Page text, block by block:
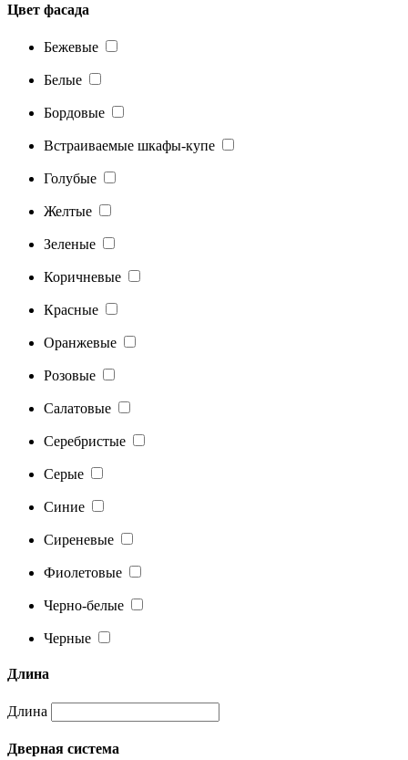
Цвет фасада
Бежевые
Белые
Бордовые
Встраиваемые шкафы-купе
Голубые
Желтые
Зеленые
Коричневые
Красные
Оранжевые
Розовые
Салатовые
Серебристые
Серые
Синие
Сиреневые
Фиолетовые
Черно-белые
Черные
Длина
Длина
Дверная система